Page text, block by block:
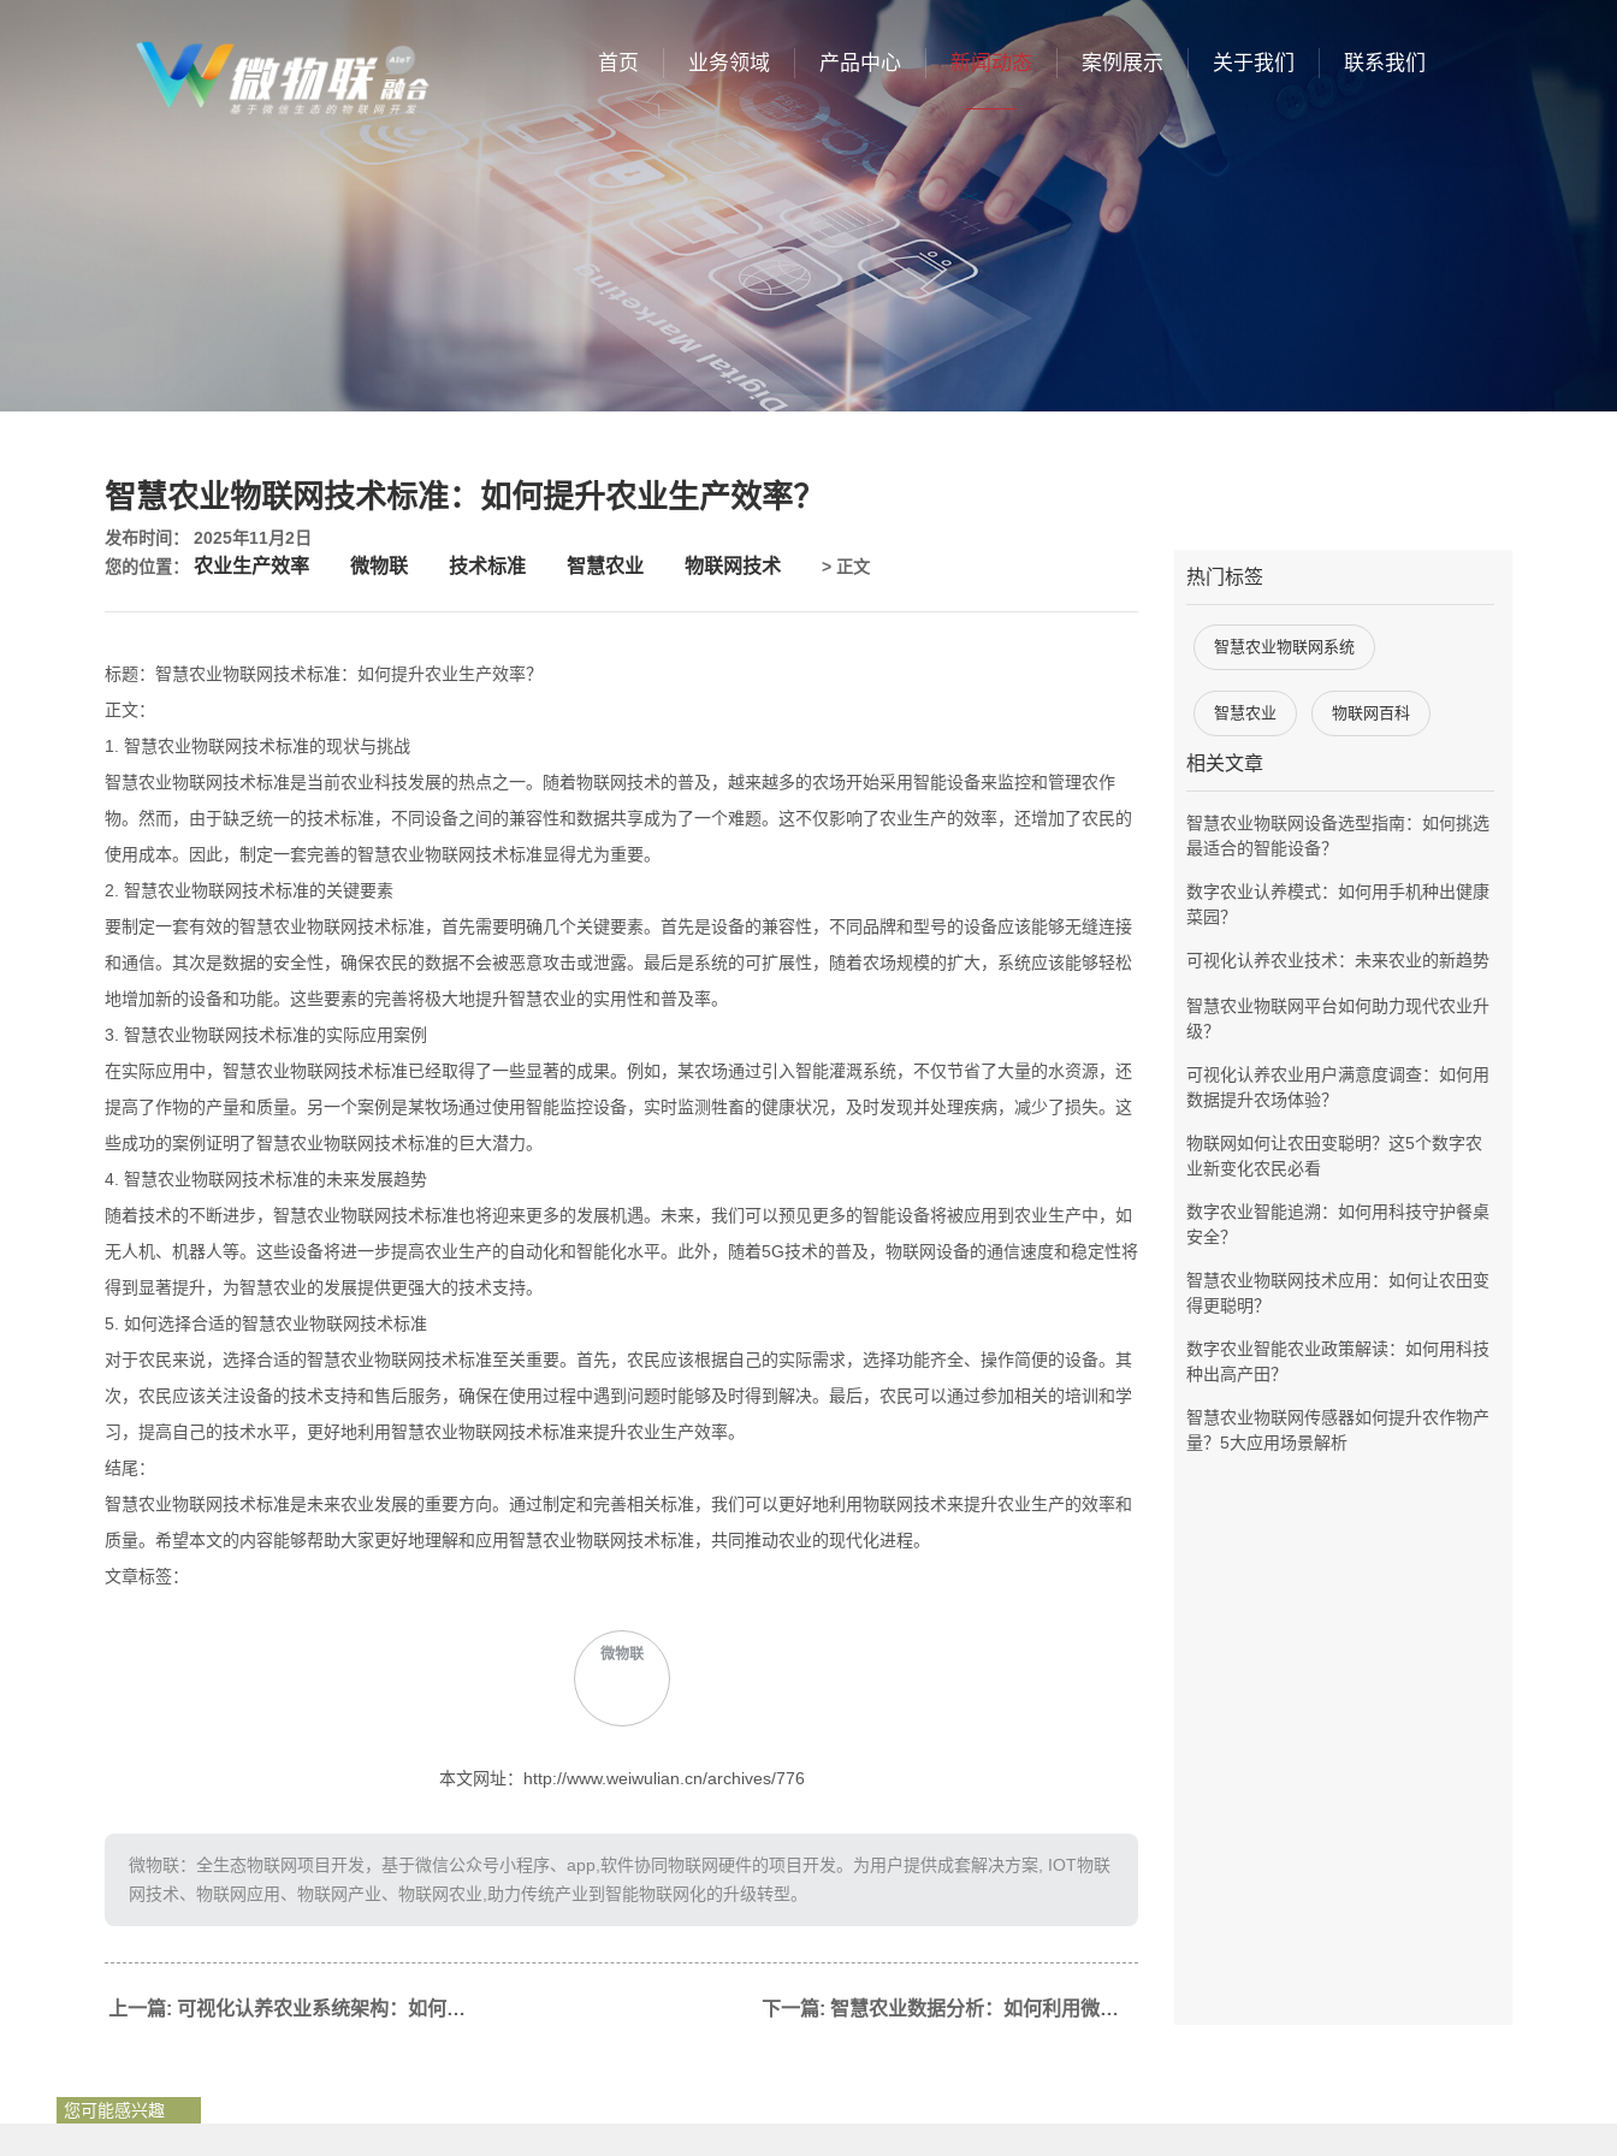
首页 业务领域 产品中心 新闻动态 案例展示 关于我们 联系我们
智慧农业物联网技术标准：如何提升农业生产效率？
发布时间： 2025年11月2日
您的位置： 农业生产效率 微物联 技术标准 智慧农业 物联网技术 > 正文
标题：智慧农业物联网技术标准：如何提升农业生产效率？
正文：
1. 智慧农业物联网技术标准的现状与挑战
智慧农业物联网技术标准是当前农业科技发展的热点之一。随着物联网技术的普及，越来越多的农场开始采用智能设备来监控和管理农作
物。然而，由于缺乏统一的技术标准，不同设备之间的兼容性和数据共享成为了一个难题。这不仅影响了农业生产的效率，还增加了农民的
使用成本。因此，制定一套完善的智慧农业物联网技术标准显得尤为重要。
2. 智慧农业物联网技术标准的关键要素
要制定一套有效的智慧农业物联网技术标准，首先需要明确几个关键要素。首先是设备的兼容性，不同品牌和型号的设备应该能够无缝连接
和通信。其次是数据的安全性，确保农民的数据不会被恶意攻击或泄露。最后是系统的可扩展性，随着农场规模的扩大，系统应该能够轻松
地增加新的设备和功能。这些要素的完善将极大地提升智慧农业的实用性和普及率。
3. 智慧农业物联网技术标准的实际应用案例
在实际应用中，智慧农业物联网技术标准已经取得了一些显著的成果。例如，某农场通过引入智能灌溉系统，不仅节省了大量的水资源，还
提高了作物的产量和质量。另一个案例是某牧场通过使用智能监控设备，实时监测牲畜的健康状况，及时发现并处理疾病，减少了损失。这
些成功的案例证明了智慧农业物联网技术标准的巨大潜力。
4. 智慧农业物联网技术标准的未来发展趋势
随着技术的不断进步，智慧农业物联网技术标准也将迎来更多的发展机遇。未来，我们可以预见更多的智能设备将被应用到农业生产中，如
无人机、机器人等。这些设备将进一步提高农业生产的自动化和智能化水平。此外，随着5G技术的普及，物联网设备的通信速度和稳定性将
得到显著提升，为智慧农业的发展提供更强大的技术支持。
5. 如何选择合适的智慧农业物联网技术标准
对于农民来说，选择合适的智慧农业物联网技术标准至关重要。首先，农民应该根据自己的实际需求，选择功能齐全、操作简便的设备。其
次，农民应该关注设备的技术支持和售后服务，确保在使用过程中遇到问题时能够及时得到解决。最后，农民可以通过参加相关的培训和学
习，提高自己的技术水平，更好地利用智慧农业物联网技术标准来提升农业生产效率。
结尾：
智慧农业物联网技术标准是未来农业发展的重要方向。通过制定和完善相关标准，我们可以更好地利用物联网技术来提升农业生产的效率和
质量。希望本文的内容能够帮助大家更好地理解和应用智慧农业物联网技术标准，共同推动农业的现代化进程。
文章标签：
微物联
本文网址：http://www.weiwulian.cn/archives/776
微物联：全生态物联网项目开发，基于微信公众号小程序、app,软件协同物联网硬件的项目开发。为用户提供成套解决方案, IOT物联
网技术、物联网应用、物联网产业、物联网农业,助力传统产业到智能物联网化的升级转型。
上一篇: 可视化认养农业系统架构：如何通过微物联技术提升农业管理效率 下一篇: 智慧农业数据分析：如何利用微物联技术提升农业效率
热门标签
智慧农业物联网系统
智慧农业 物联网百科
相关文章
智慧农业物联网设备选型指南：如何挑选
最适合的智能设备？
数字农业认养模式：如何用手机种出健康
菜园？
可视化认养农业技术：未来农业的新趋势
智慧农业物联网平台如何助力现代农业升
级？
可视化认养农业用户满意度调查：如何用
数据提升农场体验？
物联网如何让农田变聪明？这5个数字农
业新变化农民必看
数字农业智能追溯：如何用科技守护餐桌
安全？
智慧农业物联网技术应用：如何让农田变
得更聪明？
数字农业智能农业政策解读：如何用科技
种出高产田？
智慧农业物联网传感器如何提升农作物产
量？5大应用场景解析
您可能感兴趣